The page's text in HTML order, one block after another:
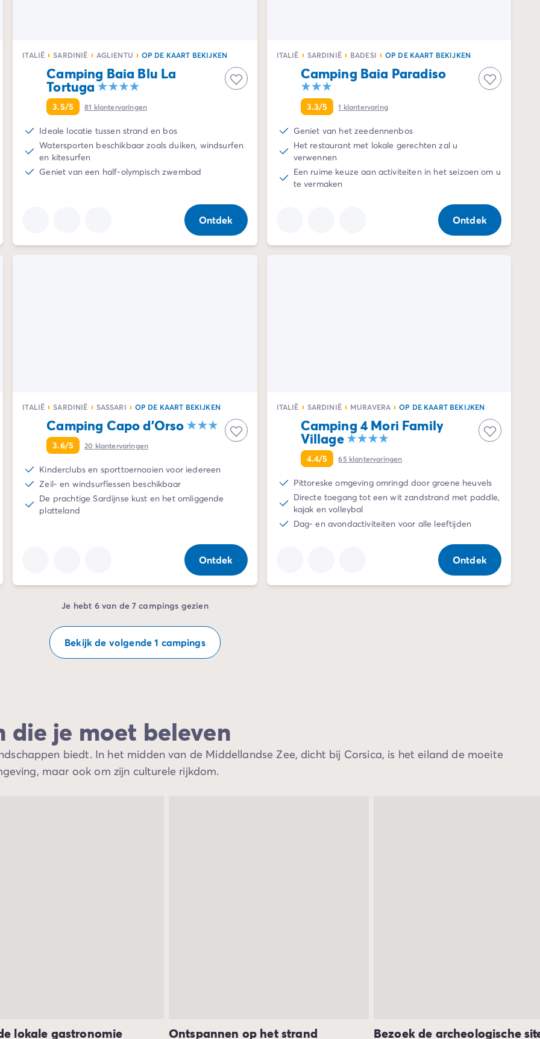
ITALIË SARDINIË AGLIENTU OP DE KAART BEKIJKEN
Camping Baia Blu La
Tortuga
3.5/5 81 klantervaringen
Ideale locatie tussen strand en bos
Watersporten beschikbaar zoals duiken, windsurfen
en kitesurfen
Geniet van een half-olympisch zwembad
Ontdek
ITALIË SARDINIË BADESI OP DE KAART BEKIJKEN
Camping Baia Paradiso
3.3/5 1 klantervaring
Geniet van het zeedennenbos
Het restaurant met lokale gerechten zal u
verwennen
Een ruime keuze aan activiteiten in het seizoen om u
te vermaken
Ontdek
ITALIË SARDINIË SASSARI OP DE KAART BEKIJKEN
Camping Capo d'Orso
3.6/5 20 klantervaringen
Kinderclubs en sporttoernooien voor iedereen
Zeil- en windsurflessen beschikbaar
De prachtige Sardijnse kust en het omliggende
platteland
Ontdek
ITALIË SARDINIË MURAVERA OP DE KAART BEKIJKEN
Camping 4 Mori Family
Village
4.4/5 65 klantervaringen
Pittoreske omgeving omringd door groene heuvels
Directe toegang tot een wit zandstrand met paddle,
kajak en volleybal
Dag- en avondactiviteiten voor alle leeftijden
Ontdek
Je hebt 6 van de 7 campings gezien
Bekijk de volgende 1 campings
die je moet beleven
biedt. In het midden van de Middellandse Zee, dicht bij Corsica, is het eiland de moeite
maar ook om zijn culturele rijkdom.
lokale gastronomie Ontspannen op het strand
Bezoek de archeologische